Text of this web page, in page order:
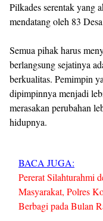
Pilkades serentak yang
mendatang oleh 83
Semua pihak harus
berlangsung sejatinya
berkualitas. Pemimpin
dipimpinnya menjadi
merasakan perubahan
hidupnya.
BACA JUGA:
Pererat Silahturahmi
Masyarakat, Polres
Berbagi pada Bulan